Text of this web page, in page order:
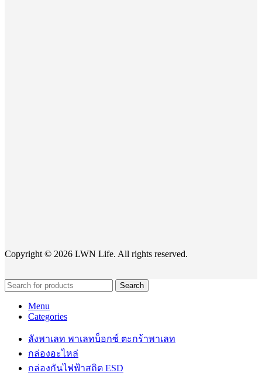
Copyright © 2026 LWN Life. All rights reserved.
Search
Menu
Categories
ลังพาเลท พาเลทบ็อกซ์ ตะกร้าพาเลท
กล่องอะไหล่
กล่องกันไฟฟ้าสถิต ESD